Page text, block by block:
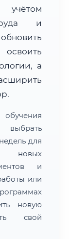
ФИС ФРДО
и
а
для
новых
и
или
новую
свой